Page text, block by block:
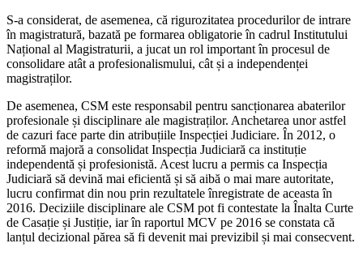
S-a considerat, de asemenea, că rigurozitatea procedurilor de intrare
în magistratură, bazată pe formarea obligatorie în cadrul Institutului
Național al Magistraturii, a jucat un rol important în procesul de
consolidare atât a profesionalismului, cât și a independenței
magistraților.
De asemenea, CSM este responsabil pentru sancționarea abaterilor
profesionale și disciplinare ale magistraților. Anchetarea unor astfel
de cazuri face parte din atribuțiile Inspecției Judiciare. În 2012, o
reformă majoră a consolidat Inspecția Judiciară ca instituție
independentă și profesionistă. Acest lucru a permis ca Inspecția
Judiciară să devină mai eficientă și să aibă o mai mare autoritate,
lucru confirmat din nou prin rezultatele înregistrate de aceasta în
2016. Deciziile disciplinare ale CSM pot fi contestate la Înalta Curte
de Casație și Justiție, iar în raportul MCV pe 2016 se constata că
lanțul decizional părea să fi devenit mai previzibil și mai consecvent.